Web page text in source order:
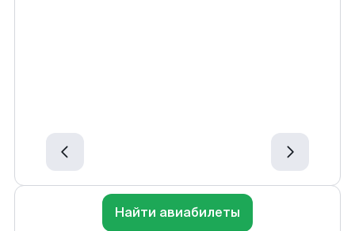
Найти авиабилеты